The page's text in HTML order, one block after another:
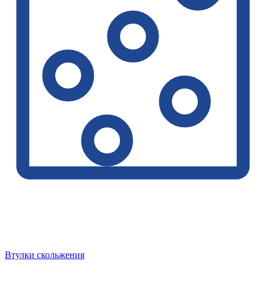
Втулки скольжения